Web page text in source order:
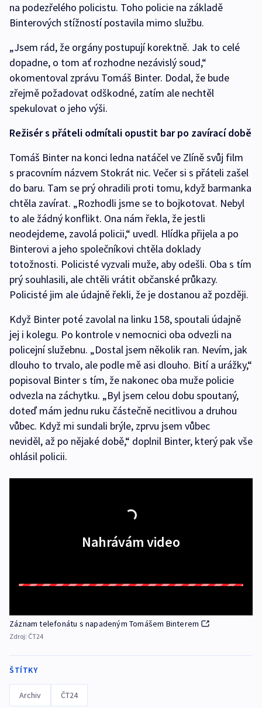
na podezřelého policistu. Toho policie na základě
Binterových stížností postavila mimo službu.
„Jsem rád, že orgány postupují korektně. Jak to celé
dopadne, o tom ať rozhodne nezávislý soud,“
okomentoval zprávu Tomáš Binter. Dodal, že bude
zřejmě požadovat odškodné, zatím ale nechtěl
spekulovat o jeho výši.
Režisér s přáteli odmítali opustit bar po zavírací době
Tomáš Binter na konci ledna natáčel ve Zlíně svůj film
s pracovním názvem Stokrát nic. Večer si s přáteli zašel
do baru. Tam se prý ohradili proti tomu, když barmanka
chtěla zavírat. „Rozhodli jsme se to bojkotovat. Nebyl
to ale žádný konflikt. Ona nám řekla, že jestli
neodejdeme, zavolá policii,“ uvedl. Hlídka přijela a po
Binterovi a jeho společníkovi chtěla doklady
totožnosti. Policisté vyzvali muže, aby odešli. Oba s tím
prý souhlasili, ale chtěli vrátit občanské průkazy.
Policisté jim ale údajně řekli, že je dostanou až později.
Když Binter poté zavolal na linku 158, spoutali údajně
jej i kolegu. Po kontrole v nemocnici oba odvezli na
policejní služebnu. „Dostal jsem několik ran. Nevím, jak
dlouho to trvalo, ale podle mě asi dlouho. Bití a urážky,“
popisoval Binter s tím, že nakonec oba muže policie
odvezla na záchytku. „Byl jsem celou dobu spoutaný,
doteď mám jednu ruku částečně necitlivou a druhou
vůbec. Když mi sundali brýle, zprvu jsem vůbec
neviděl, až po nějaké době,“ doplnil Binter, který pak vše
ohlásil policii.
Nahrávám video
Záznam telefonátu s napadeným Tomášem Binterem
Zdroj: ČT24
ŠTÍTKY
Archiv ČT24